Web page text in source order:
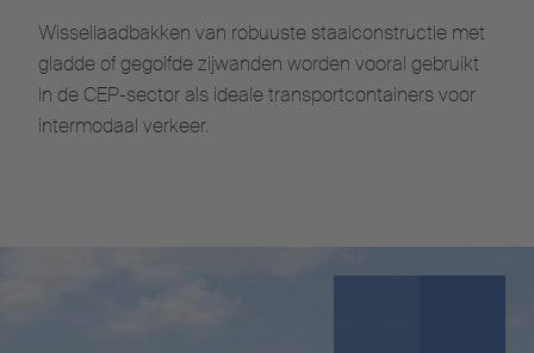
Wissellaadbakken van robuuste staalconstructie met
gladde of gegolfde zijwanden worden vooral gebruikt
in de CEP-sector als ideale transportcontainers voor
intermodaal verkeer.